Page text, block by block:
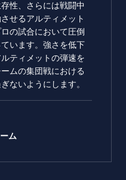
性、さらには戦闘中
せるアルティメット
の試合において圧倒
います。強さを低下
ティメットの弾速を
ムの集団戦における
ないようにします。
ム